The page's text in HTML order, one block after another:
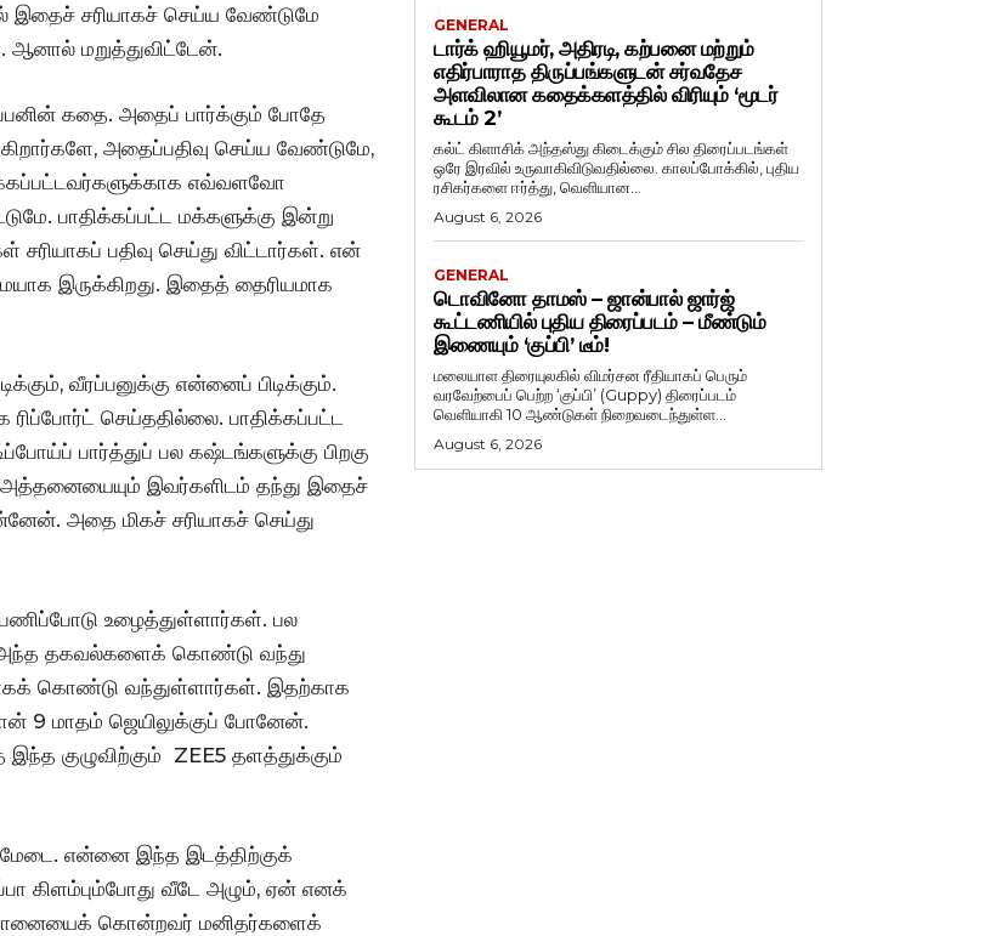
இதைச் சரியாகச் செய்ய வேண்டுமே
ஆனால் மறுத்துவிட்டேன்.
கதை. அதைப் பார்க்கும் போதே
அதைப்பதிவு செய்ய வேண்டுமே,
எவ்வளவோ
பாதிக்கப்பட்ட மக்களுக்கு இன்று
பதிவு செய்து விட்டார்கள். என்
இருக்கிறது. இதைத் தைரியமாக
வீரப்பனுக்கு என்னைப் பிடிக்கும்.
செய்ததில்லை. பாதிக்கப்பட்ட
பார்த்துப் பல கஷ்டங்களுக்கு பிறகு
இவர்களிடம் தந்து இதைச்
அதை மிகச் சரியாகச் செய்து
உழைத்துள்ளார்கள். பல
அந்த தகவல்களைக் கொண்டு வந்து
கொண்டு வந்துள்ளார்கள். இதற்காக
9 மாதம் ஜெயிலுக்குப் போனேன்.
குழுவிற்கும் ZEE5 தளத்துக்கும்
மேடை. என்னை இந்த இடத்திற்குக்
கிளம்பும்போது வீடே அழும், ஏன் எனக்
யானையைக் கொன்றவர் மனிதர்களைக்
GENERAL
டார்க் ஹியூமர், அதிரடி, கற்பனை மற்றும்
எதிர்பாராத திருப்பங்களுடன் சர்வதேச
அளவிலான கதைக்களத்தில் விரியும் ‘மூடர்
கூடம் 2’
கல்ட் கிளாசிக் அந்தஸ்து கிடைக்கும் சில திரைப்படங்கள்
ஒரே இரவில் உருவாகிவிடுவதில்லை. காலப்போக்கில், புதிய
ரசிகர்களை ஈர்த்து, வெளியான...
August 6, 2026
GENERAL
டொவினோ தாமஸ் – ஜான்பால் ஜார்ஜ்
கூட்டணியில் புதிய திரைப்படம் – மீண்டும்
இணையும் ‘குப்பி’ டீம்!
மலையாள திரையுலகில் விமர்சன ரீதியாகப் பெரும்
வரவேற்பைப் பெற்ற ‘குப்பி’ (Guppy) திரைப்படம்
வெளியாகி 10 ஆண்டுகள் நிறைவடைந்துள்ள...
August 6, 2026